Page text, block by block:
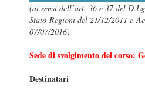
(ai sensi dell’art. 36 e 37 del
Stato-Regioni del 21/12/2011 e
07/07/2016)
Sede di svolgimento del corso:
Destinatari